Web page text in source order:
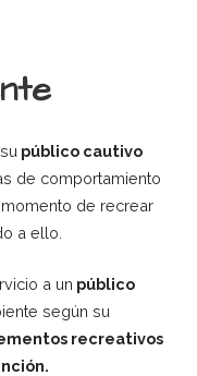
público cautivo
de comportamiento
de recrear
a ello.
a un público
según su
recreativos